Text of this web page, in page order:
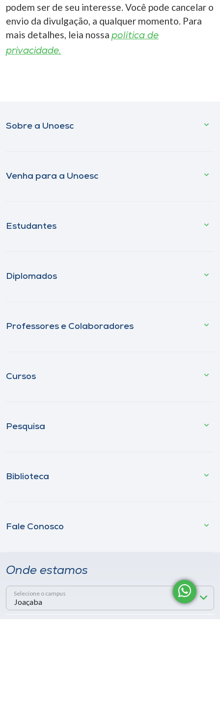
podem ser de seu interesse. Você pode cancelar o
envio da divulgação, a qualquer momento. Para
mais detalhes, leia nossa política de
privacidade.
Sobre a Unoesc
Venha para a Unoesc
Estudantes
Diplomados
Professores e Colaboradores
Cursos
Pesquisa
Biblioteca
Fale Conosco
Onde estamos
Selecione o campus